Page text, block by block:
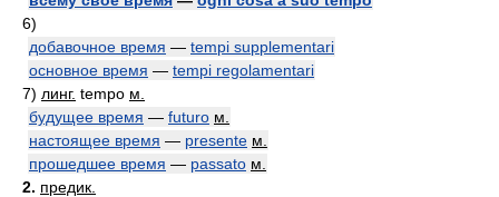
6)
добавочное время — tempi supplementari
основное время — tempi regolamentari
7) линг. tempo м.
будущее время — futuro м.
настоящее время — presente м.
прошедшее время — passato м.
2. предик.